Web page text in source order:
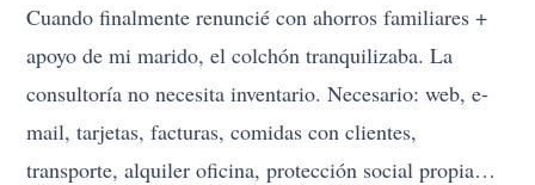
Cuando finalmente renuncié con ahorros familiares +
apoyo de mi marido, el colchón tranquilizaba. La
consultoría no necesita inventario. Necesario: web, e-
mail, tarjetas, facturas, comidas con clientes,
transporte, alquiler oficina, protección social propia…